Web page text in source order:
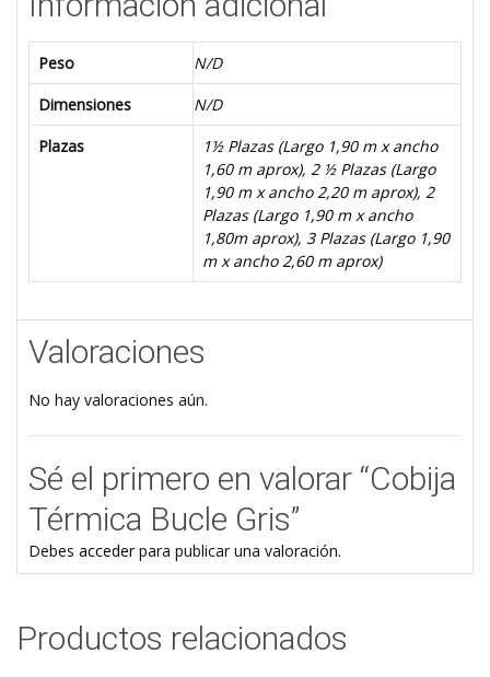
Peso
N/D
Dimensiones
N/D
Plazas
1½ Plazas (Largo 1,90 m x ancho
1,60 m aprox), 2 ½ Plazas (Largo
1,90 m x ancho 2,20 m aprox), 2
Plazas (Largo 1,90 m x ancho
1,80m aprox), 3 Plazas (Largo 1,90
m x ancho 2,60 m aprox)
Valoraciones
No hay valoraciones aún.
Sé el primero en valorar “Cobija
Térmica Bucle Gris”
Debes accederpara publicar una valoración.
Productos relacionados